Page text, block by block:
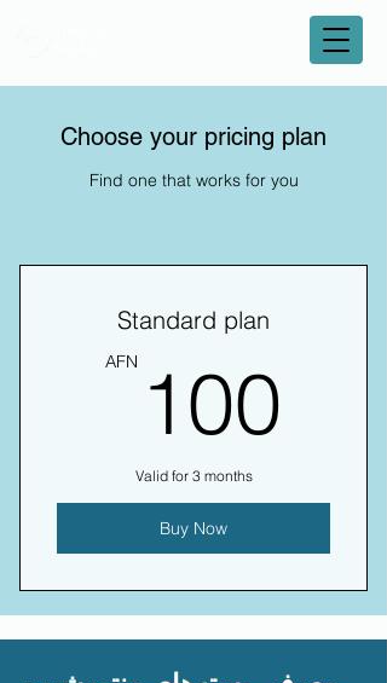
Choose your pricing plan
Find one that works for you
Standard plan
AFN 100
Valid for 3 months
Buy Now